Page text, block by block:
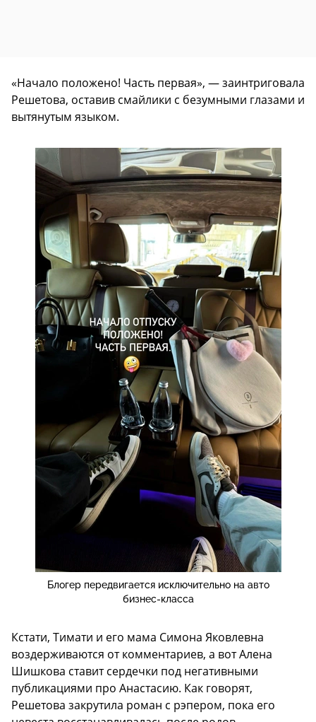
«Начало положено! Часть первая», — заинтриговала
Решетова, оставив смайлики с безумными глазами и
вытянутым языком.
Блогер передвигается исключительно на авто
бизнес-класса
Кстати, Тимати и его мама Симона Яковлевна
воздерживаются от комментариев, а вот Алена
Шишкова ставит сердечки под негативными
публикациями про Анастасию. Как говорят,
Решетова закрутила роман с рэпером, пока его